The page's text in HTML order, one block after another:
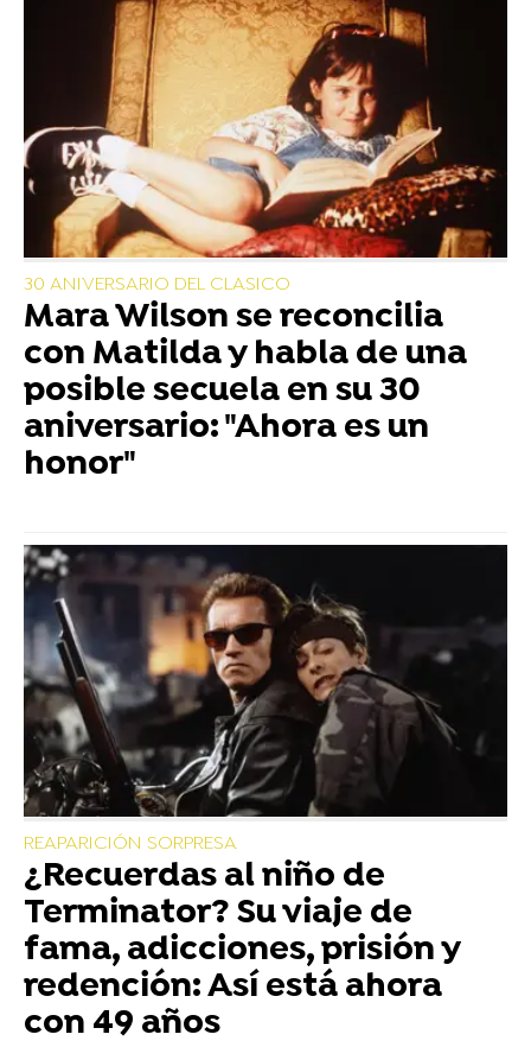
30 ANIVERSARIO DEL CLASICO
Mara Wilson se reconcilia
con Matilda y habla de una
posible secuela en su 30
aniversario: "Ahora es un
honor"
REAPARICIÓN SORPRESA
¿Recuerdas al niño de
Terminator? Su viaje de
fama, adicciones, prisión y
redención: Así está ahora
con 49 años